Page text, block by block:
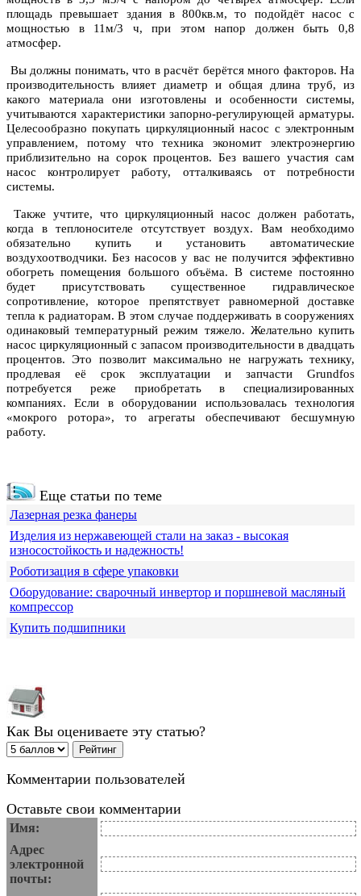
площадь превышает здания в 800кв.м, то подойдёт насос с
мощностью в 11м/3 ч, при этом напор должен быть 0,8
атмосфер.
Вы должны понимать, что в расчёт берётся много факторов. На
производительность влияет диаметр и общая длина труб, из
какого материала они изготовлены и особенности системы,
учитываются характеристики запорно-регулирующей арматуры.
Целесообразно покупать циркуляционный насос с электронным
управлением, потому что техника экономит электроэнергию
приблизительно на сорок процентов. Без вашего участия сам
насос контролирует работу, отталкиваясь от потребности
системы.
Также учтите, что циркуляционный насос должен работать,
когда в теплоносителе отсутствует воздух. Вам необходимо
обязательно купить и установить автоматические
воздухоотводчики. Без насосов у вас не получится эффективно
обогреть помещения большого объёма. В системе постоянно
будет присутствовать существенное гидравлическое
сопротивление, которое препятствует равномерной доставке
тепла к радиаторам. В этом случае поддерживать в сооружениях
одинаковый температурный режим тяжело. Желательно купить
насос циркуляционный с запасом производительности в двадцать
процентов. Это позволит максимально не нагружать технику,
продлевая её срок эксплуатации и запчасти Grundfos
потребуется реже приобретать в специализированных
компаниях. Если в оборудовании использовалась технология
«мокрого ротора», то агрегаты обеспечивают бесшумную
работу.
Еще статьи по теме
Лазерная резка фанеры
Изделия из нержавеющей стали на заказ - высокая
износостойкость и надежность!
Роботизация в сфере упаковки
Оборудование: сварочный инвертор и поршневой масляный
компрессор
Купить подшипники
Как Вы оцениваете эту статью?
Комментарии пользователей
Оставьте свои комментарии
Имя:
Адрес
электронной
почты: